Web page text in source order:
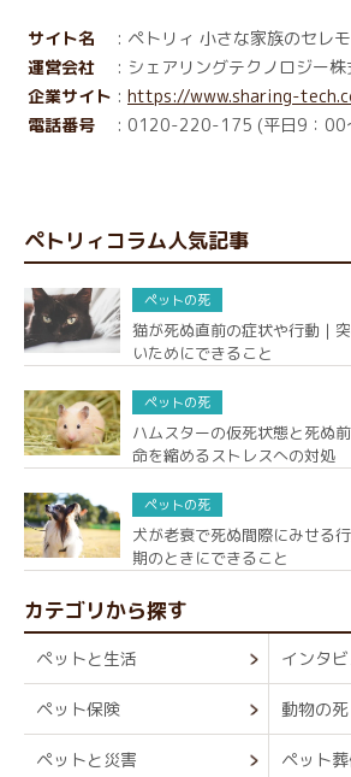
サイト名
: ペトリィ 小さな家族のセレ
運営会社
: シェアリングテクノロジー株
企業サイト : https://www.sharing-
電話番号
: 0120-220-175 (平日9：00
ペトリィコラム人気記事
ペットの死
猫が死ぬ直前の症状や行動｜
いためにできること
ペットの死
ハムスターの仮死状態と死ぬ
命を縮めるストレスへの対処
ペットの死
犬が老衰で死ぬ間際にみせる
期のときにできること
カテゴリから探す
ペットと生活 インタ
ペット保険 動物の死
ペットと災害 ペット